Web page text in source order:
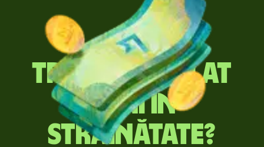
Trimiți regulat
bani în
străinătate?